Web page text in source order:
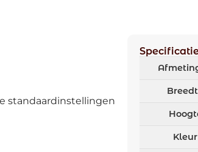
standaardinstellingen
Kleur